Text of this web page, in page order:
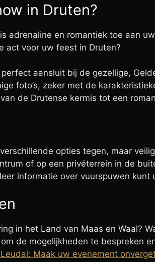
in Druten?
adrenaline en romantiek toe aan
act voor uw feest in Druten?
aansluit bij de gezellige,
foto’s, zeker met de
de Drutense kermis tot een
opties tegen, maar
of op een privéterrein in de
informatie over vuurspuwen kunt
in het Land van Maas en Waal?
de mogelijkheden te bespreken
Maak uw evenement